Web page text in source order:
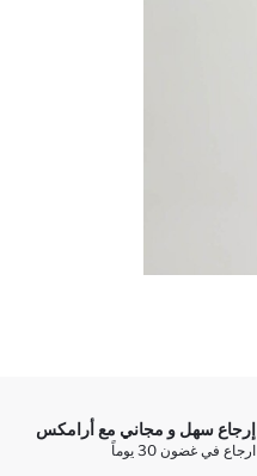
إرجاع سهل و مجاني مع أرامكس
ارجاع في غضون 30 يوماً